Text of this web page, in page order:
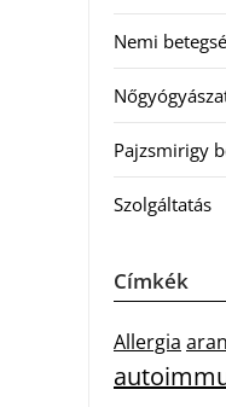
Nemi
Pajzsmirigy
Szolgáltatás
Címkék
Allergia